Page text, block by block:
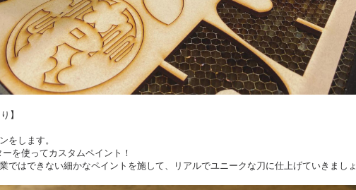
】
をします。
を使ってカスタムペイント！
ではできない細かなペイントを施して、リアルでユニークな刀に仕上げていきましょ